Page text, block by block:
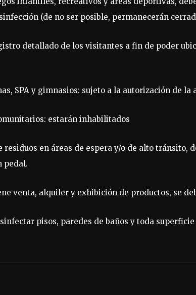
(de no ser posible, permanecerán
detallado de los visitantes a fin de poder
SPA y gimnasios: sujeto a la autorización de
estarán inhabilitados
residuos en áreas de espera y/o de alto tránsito,
pedal.
venta, alquiler y exhibición de productos, se
pisos, paredes de baños y toda